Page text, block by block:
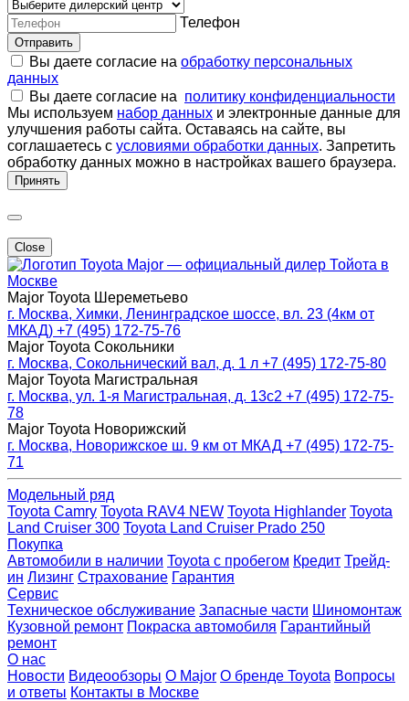
Телефон
Отправить
Вы даете согласие на обработку персональных
данных
Вы даете согласие на политику конфиденциальности
Мы используем набор данных и электронные данные для
улучшения работы сайта. Оставаясь на сайте, вы
соглашаетесь с условиями обработки данных. Запретить
обработку данных можно в настройках вашего браузера.
Принять
Close
Major — официальный дилер Тойота в
Москве
Major Toyota Шереметьево
г. Москва, Химки, Ленинградское шоссе, вл. 23 (4км от
МКАД) +7 (495) 172-75-76
Major Toyota Сокольники
г. Москва, Сокольнический вал, д. 1 л +7 (495) 172-75-80
Major Toyota Магистральная
г. Москва, ул. 1-я Магистральная, д. 13с2 +7 (495) 172-75-
78
Major Toyota Новорижский
г. Москва, Новорижское ш. 9 км от МКАД +7 (495) 172-75-
71
Модельный ряд
Toyota Camry Toyota RAV4 NEW Toyota Highlander Toyota
Land Cruiser 300 Toyota Land Cruiser Prado 250
Покупка
Автомобили в наличии Toyota с пробегом Кредит Трейд-
ин Лизинг Страхование Гарантия
Сервис
Техническое обслуживание Запасные части Шиномонтаж
Кузовной ремонт Покраска автомобиля Гарантийный
ремонт
О нас
Новости Видеообзоры О Major О бренде Toyota Вопросы
и ответы Контакты в Москве